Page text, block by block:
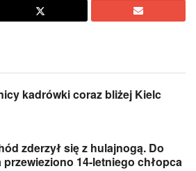
kadrówki coraz bliżej Kielc
zderzył się z hulajnogą. Do
przewieziono 14-letniego chłopca